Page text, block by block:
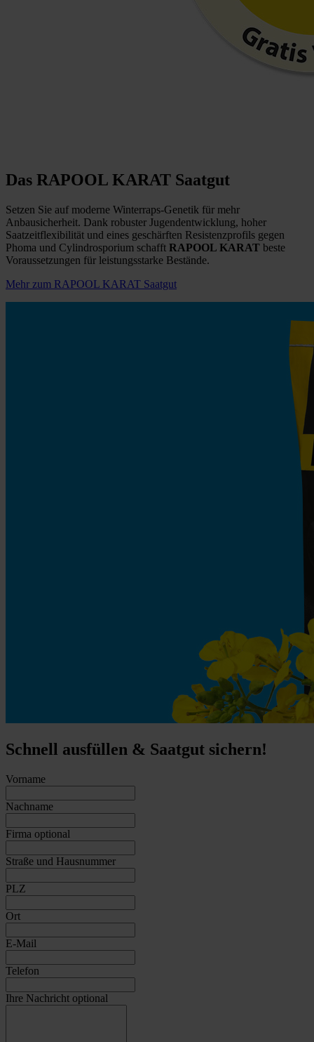
Das RAPOOL KARAT Saatgut
Setzen Sie auf moderne Winterraps-Genetik für mehr
Anbausicherheit. Dank robuster Jugendentwicklung, hoher
Saatzeitflexibilität und eines geschärften Resistenzprofils gegen
Phoma und Cylindrosporium schafft RAPOOL KARAT beste
Voraussetzungen für leistungsstarke Bestände.
Mehr zum RAPOOL KARAT Saatgut
Schnell ausfüllen & Saatgut sichern!
Vorname
Nachname
Firma optional
Straße und Hausnummer
PLZ
Ort
E-Mail
Telefon
Ihre Nachricht optional